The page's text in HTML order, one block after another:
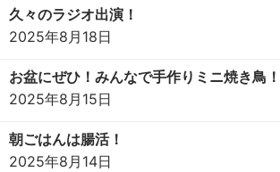
久々のラジオ出演！
2025年8月18日
お盆にぜひ！みんなで手作りミニ焼き鳥！
2025年8月15日
朝ごはんは腸活！
2025年8月14日